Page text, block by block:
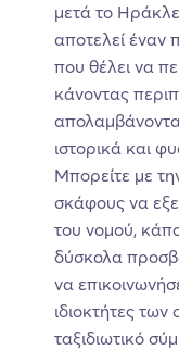
μετά το
αποτελεί έναν
που θέλει να
κάνοντας
ιστορικά και
Μπορείτε με
σκάφους να
του νομού,
δύσκολα
να
ιδιοκτήτες
ταξιδιωτικό